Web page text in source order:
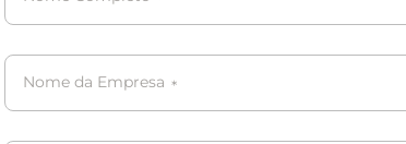
Nome da Empresa *